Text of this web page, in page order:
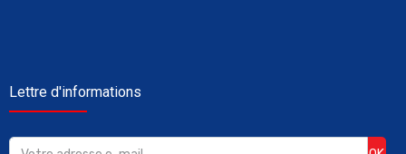
Lettre d'informations